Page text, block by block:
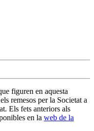
figuren en aquesta
remesos per la Societat a
Els fets anteriors als
en la web de la